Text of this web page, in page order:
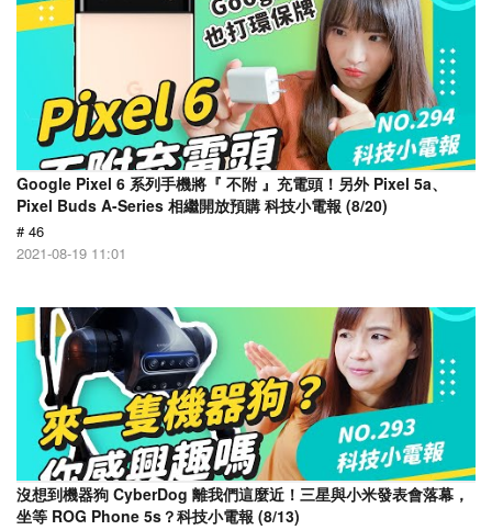
Google Pixel 6 系列手機將『 不附 』充電頭！另外 Pixel 5a、
Pixel Buds A-Series 相繼開放預購 科技小電報 (8/20)
# 46
2021-08-19 11:01
沒想到機器狗 CyberDog 離我們這麼近！三星與小米發表會落幕，
坐等 ROG Phone 5s？科技小電報 (8/13)